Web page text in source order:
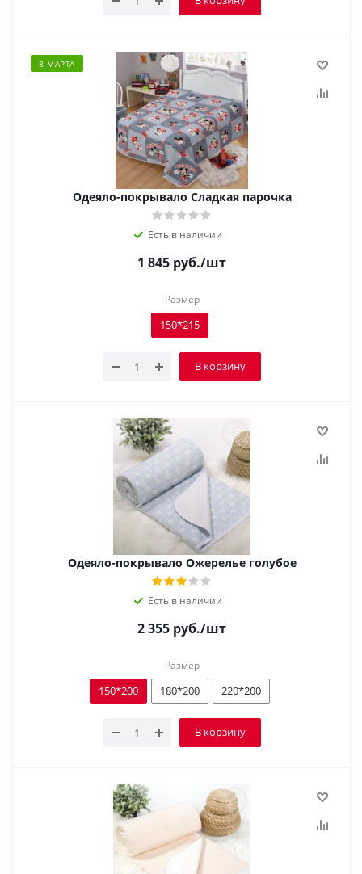
8 МАРТА
Одеяло-покрывало Сладкая парочка
Есть в наличии
1 845 руб./шт
Размер
150*215
В корзину
Одеяло-покрывало Ожерелье голубое
Есть в наличии
2 355 руб./шт
Размер
150*200 180*200 220*200
В корзину